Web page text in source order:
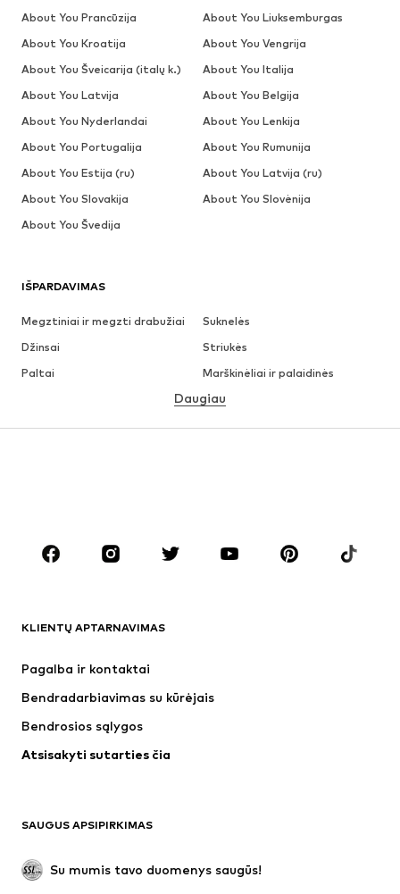
IŠPARDAVIMAS
Megztiniai ir megzti drabužiai
Suknelės
Džinsai
Striukės
Paltai
Marškinėliai ir palaidinės
Apatiniai
Sijonai
Palaidinės ir tunikos
Aksesuarai
Premium
Naujienos
Apatiniai
Paltai
Proginiai
Išskirtiniai
Daugiau
KLIENTŲ APTARNAVIMAS
Pagalba ir kontaktai
Bendradarbiavimas su kūrėjais
Bendrosios sąlygos
Atsisakyti sutarties čia
SAUGUS APSIPIRKIMAS
Su mumis tavo duomenys saugūs!
About You Prancūzija
About You Liuksemburgas
About You Kroatija
About You Vengrija
About You Šveicarija (italų k.)
About You Italija
About You Latvija
About You Belgija
About You Nyderlandai
About You Lenkija
About You Portugalija
About You Rumunija
About You Estija (ru)
About You Latvija (ru)
About You Slovakija
About You Slovėnija
About You Švedija